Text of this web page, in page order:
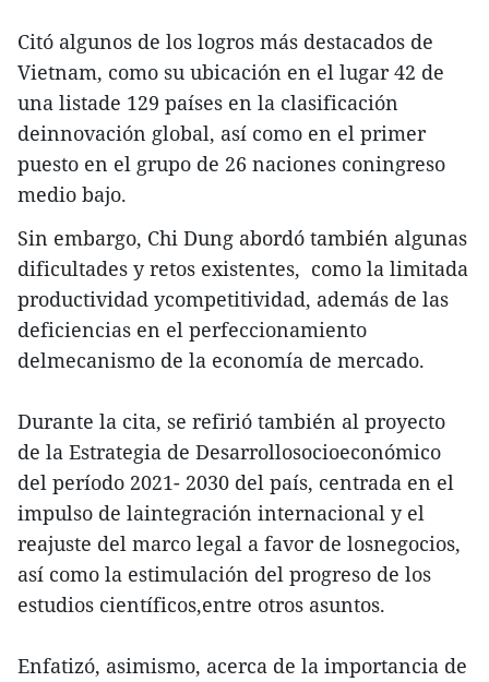
Citó algunos de los logros más destacados de
Vietnam, como su ubicación en el lugar 42 de
una listade 129 países en la clasificación
deinnovación global, así como en el primer
puesto en el grupo de 26 naciones coningreso
medio bajo.
Sin embargo, Chi Dung abordó también algunas
dificultades y retos existentes, como la limitada
productividad ycompetitividad, además de las
deficiencias en el perfeccionamiento
delmecanismo de la economía de mercado.
Durante la cita, se refirió también al proyecto
de la Estrategia de Desarrollosocioeconómico
del período 2021- 2030 del país, centrada en el
impulso de laintegración internacional y el
reajuste del marco legal a favor de losnegocios,
así como la estimulación del progreso de los
estudios científicos,entre otros asuntos.
Enfatizó, asimismo, acerca de la importancia de